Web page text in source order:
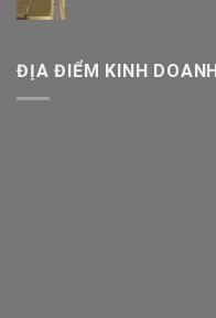
ĐỊA ĐIỂM KINH DOANH